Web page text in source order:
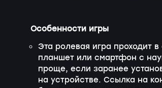
Особенности игры
Эта ролевая игра проходит
планшет или смартфон с
проще, если заранее
на устройстве. Ссылка на